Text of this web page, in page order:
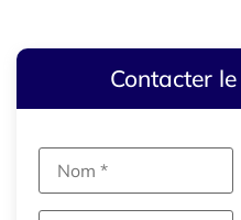
Contacter